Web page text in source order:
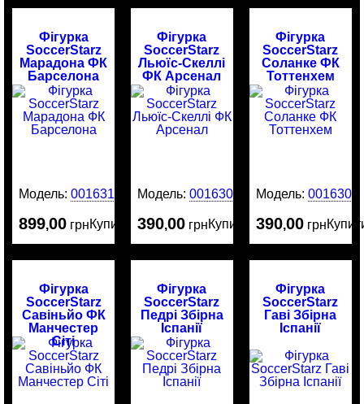
Фігурка
SoccerStarz
Марадона ФК
Барселона
Модель:0016313
899,00 грнКупити
Фігурка
SoccerStarz
Льюїс-Скеллі
ФК Арсенал
Модель:0016305
390,00 грнКупити
Фігурка
SoccerStarz
Соланке ФК
Тоттенхем
Модель: 0016304
390,00 грн
Фігурка
SoccerStarz
Савіньйо ФК
Манчестер
Сіті
Фігурка
SoccerStarz
Педрі Збірна
Іспанії
Фігурка
SoccerStarz
Гаві Збірна
Іспанії